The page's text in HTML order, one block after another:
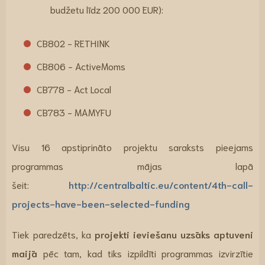
budžetu līdz 200 000 EUR):
CB802 - RETHINK
CB806 - ActiveMoms
CB778 - Act Local
CB783 - MAMYFU
Visu 16 apstiprināto projektu saraksts pieejams
programmas mājas lapā
šeit: http://centralbaltic.eu/content/4th-call-
projects-have-been-selected-funding
Tiek paredzēts, ka projekti ieviešanu uzsāks aptuveni
maijā pēc tam, kad tiks izpildīti programmas izvirzītie